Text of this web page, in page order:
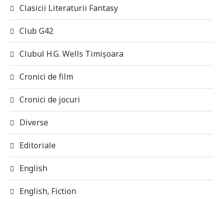
Clasicii Literaturii Fantasy
Club G42
Clubul H.G. Wells Timișoara
Cronici de film
Cronici de jocuri
Diverse
Editoriale
English
English, Fiction